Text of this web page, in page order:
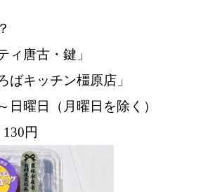
唐古・鍵」
ッチン橿原店」
日曜日（月曜日を除く）
円